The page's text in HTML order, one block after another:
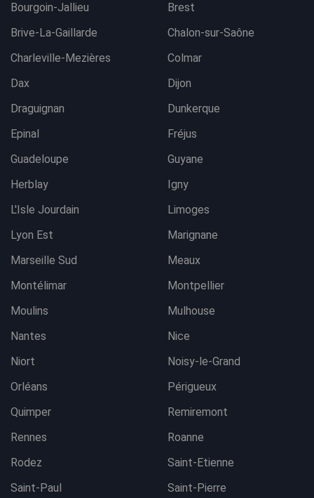
Bourgoin-Jallieu
Brest
Brive-La-Gaillarde
Chalon-sur-Saône
Charleville-Mezières
Colmar
Dax
Dijon
Draguignan
Dunkerque
Epinal
Fréjus
Guadeloupe
Guyane
Herblay
Igny
L'Isle Jourdain
Limoges
Lyon Est
Marignane
Marseille Sud
Meaux
Montélimar
Montpellier
Moulins
Mulhouse
Nantes
Nice
Niort
Noisy-le-Grand
Orléans
Périgueux
Quimper
Remiremont
Rennes
Roanne
Rodez
Saint-Etienne
Saint-Paul
Saint-Pierre